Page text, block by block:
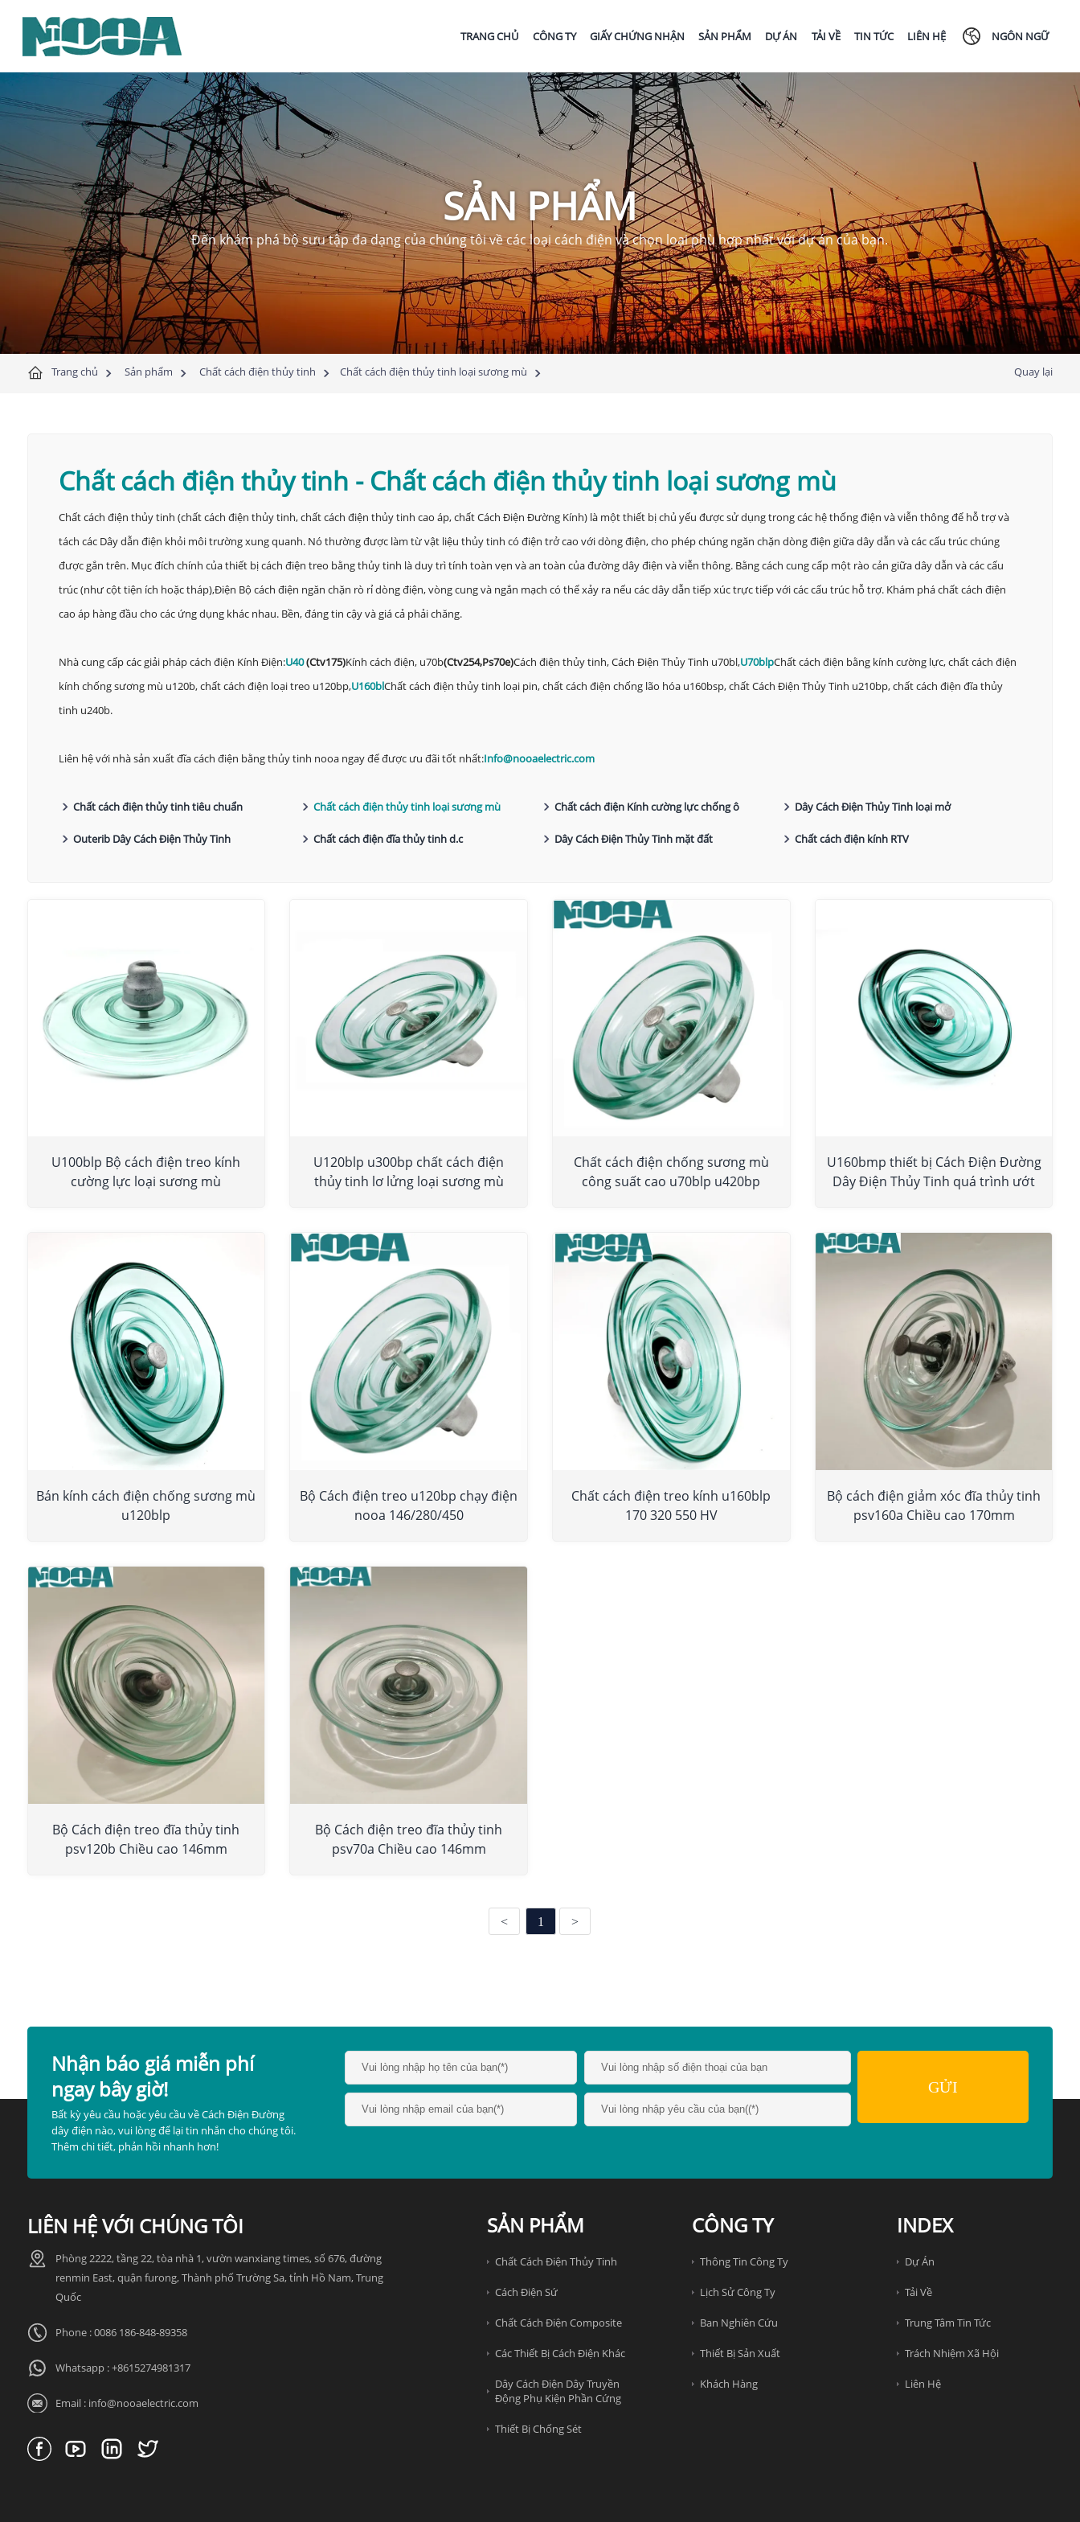
TRANG CHỦ CÔNG TY GIẤY CHỨNG NHẬN SẢN PHẨM DỰ ÁN TẢI VỀ TIN TỨC LIÊN HỆ NGÔN NGỮ
SẢN PHẨM
Đến khám phá bộ sưu tập đa dạng của chúng tôi về các loại cách điện và chọn loại phù hợp nhất với dự án của bạn.
Quay lại
Trang chủ Sản phẩm Chất cách điện thủy tinh Chất cách điện thủy tinh loại sương mù
Chất cách điện thủy tinh - Chất cách điện thủy tinh loại sương mù
Chất cách điện thủy tinh (chất cách điện thủy tinh, chất cách điện thủy tinh cao áp, chất Cách Điện Đường Kính) là một thiết bị chủ yếu được sử dụng trong các hệ thống điện và viễn thông để hỗ trợ và
tách các Dây dẫn điện khỏi môi trường xung quanh. Nó thường được làm từ vật liệu thủy tinh có điện trở cao với dòng điện, cho phép chúng ngăn chặn dòng điện giữa dây dẫn và các cấu trúc chúng
được gắn trên. Mục đích chính của thiết bị cách điện treo bằng thủy tinh là duy trì tính toàn vẹn và an toàn của đường dây điện và viễn thông. Bằng cách cung cấp một rào cản giữa dây dẫn và các cấu
trúc (như cột tiện ích hoặc tháp),Điện Bộ cách điện ngăn chặn rò rỉ dòng điện, vòng cung và ngắn mạch có thể xảy ra nếu các dây dẫn tiếp xúc trực tiếp với các cấu trúc hỗ trợ. Khám phá chất cách điện
cao áp hàng đầu cho các ứng dụng khác nhau. Bền, đáng tin cậy và giá cả phải chăng.
Nhà cung cấp các giải pháp cách điện Kính Điện:U40(Ctv175)Kính cách điện, u70b(Ctv254,Ps70e)Cách điện thủy tinh, Cách Điện Thủy Tinh u70bl,U70blpChất cách điện bằng kính cường lực, chất cách điện
kính chống sương mù u120b, chất cách điện loại treo u120bp,U160blChất cách điện thủy tinh loại pin, chất cách điện chống lão hóa u160bsp, chất Cách Điện Thủy Tinh u210bp, chất cách điện đĩa thủy
tinh u240b.
Liên hệ với nhà sản xuất đĩa cách điện bằng thủy tinh nooa ngay để được ưu đãi tốt nhất:Info@nooaelectric.com
Chất cách điện thủy tinh tiêu chuẩn Chất cách điện thủy tinh loại sương mù
Chất cách điện Kính cường lực chống ô
nhiễm
Dây Cách Điện Thủy Tinh loại mở
Outerib Dây Cách Điện Thủy Tinh Chất cách điện đĩa thủy tinh d.c Dây Cách Điện Thủy Tinh mặt đất Chất cách điện kính RTV
U100blp Bộ cách điện treo kính
cường lực loại sương mù
U120blp u300bp chất cách điện
thủy tinh lơ lửng loại sương mù
Chất cách điện chống sương mù
công suất cao u70blp u420bp
U160bmp thiết bị Cách Điện Đường
Dây Điện Thủy Tinh quá trình ướt
Bán kính cách điện chống sương mù
u120blp
Bộ Cách điện treo u120bp chạy điện
nooa 146/280/450
Chất cách điện treo kính u160blp
170 320 550 HV
Bộ cách điện giảm xóc đĩa thủy tinh
psv160a Chiều cao 170mm
Bộ Cách điện treo đĩa thủy tinh
psv120b Chiều cao 146mm
Bộ Cách điện treo đĩa thủy tinh
psv70a Chiều cao 146mm
< 1 >
Nhận báo giá miễn phí
ngay bây giờ!
Bất kỳ yêu cầu hoặc yêu cầu về Cách Điện Đường
dây điện nào, vui lòng để lại tin nhắn cho chúng tôi.
Thêm chi tiết, phản hồi nhanh hơn!
LIÊN HỆ VỚI CHÚNG TÔI
Phòng 2222, tầng 22, tòa nhà 1, vườn wanxiang times, số 676, đường
renmin East, quận furong, Thành phố Trường Sa, tỉnh Hồ Nam, Trung
Quốc
Phone : 0086 186-848-89358
Whatsapp :+8615274981317
Email : info@nooaelectric.com
SẢN PHẨM
Chất Cách Điện Thủy Tinh
Cách Điện Sứ
Chất Cách Điện Composite
Các Thiết Bị Cách Điện Khác
Dây Cách Điện Dây Truyền
Động Phụ Kiện Phần Cứng
Thiết Bị Chống Sét
CÔNG TY
Thông Tin Công Ty
Lịch Sử Công Ty
Ban Nghiên Cứu
Thiết Bị Sản Xuất
Khách Hàng
INDEX
Dự Án
Tải Về
Trung Tâm Tin Tức
Trách Nhiệm Xã Hội
Liên Hệ